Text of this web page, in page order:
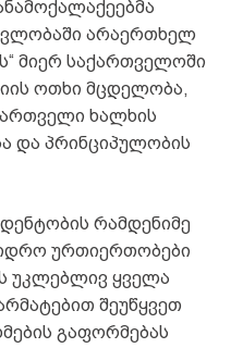
არაერთხელ
მიერ საქართველოში
ოთხი მცდელობა,
ხალხის
და პრინციპულობის
რამდენიმე
ურთიერთობები
უკლებლივ ყველა
შეუწყვეთ
გაფორმებას